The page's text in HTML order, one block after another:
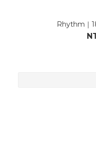
Rhythm｜